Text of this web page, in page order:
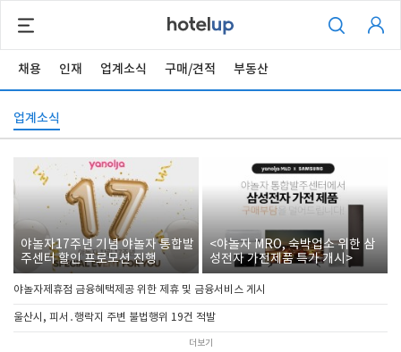
채용 인재 업계소식 구매/견적 부동산
업계소식
야놀자17주년 기념 야놀자 통합발
주센터 할인 프로모션 진행
<야놀자 MRO, 숙박업소 위한 삼
성전자 가전제품 특가 개시>
야놀자제휴점 금융혜택제공 위한 제휴 및 금융서비스 게시
울산시, 피서․행락지 주변 불법행위 19건 적발
더보기